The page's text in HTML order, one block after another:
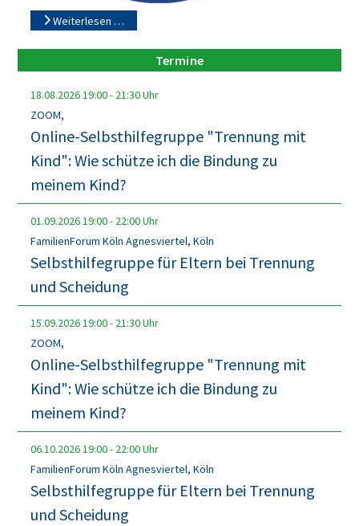
Weiterlesen …
Termine
18.08.202619:00- 21:30Uhr
ZOOM,
Online-Selbsthilfegruppe "Trennung mit
Kind": Wie schütze ich die Bindung zu
meinem Kind?
01.09.202619:00- 22:00Uhr
FamilienForum Köln Agnesviertel, Köln
Selbsthilfegruppe für Eltern bei Trennung
und Scheidung
15.09.202619:00- 21:30Uhr
ZOOM,
Online-Selbsthilfegruppe "Trennung mit
Kind": Wie schütze ich die Bindung zu
meinem Kind?
06.10.202619:00- 22:00Uhr
FamilienForum Köln Agnesviertel, Köln
Selbsthilfegruppe für Eltern bei Trennung
und Scheidung